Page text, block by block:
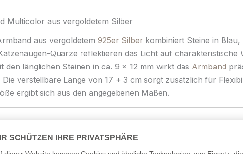
Multicolor aus vergoldetem Silber
aus vergoldetem 925er Silber kombiniert Steine in
Quarze reflektieren das Licht auf
den länglichen Steinen in ca. 9 x 12 mm wirkt das Armband
Die verstellbare Länge von 17 + 3 cm sorgt zusätzlich für
ergibt sich aus den angegebenen Maßen.
Silber